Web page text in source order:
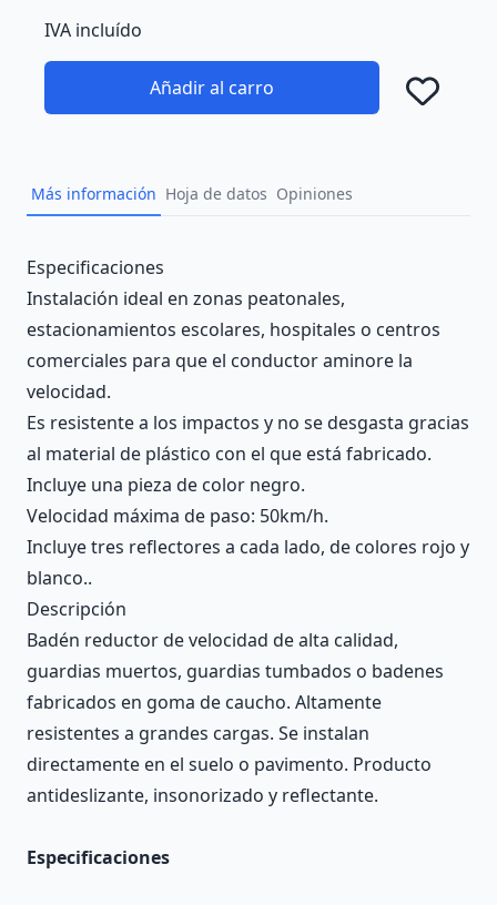
IVA incluído
Añadir al carro
Más información Hoja de datos Opiniones
Description
Especificaciones
Instalación ideal en zonas peatonales,
estacionamientos escolares, hospitales o centros
comerciales para que el conductor aminore la
velocidad.
Es resistente a los impactos y no se desgasta gracias
al material de plástico con el que está fabricado.
Incluye una pieza de color negro.
Velocidad máxima de paso: 50km/h.
Incluye tres reflectores a cada lado, de colores rojo y
blanco..
Descripción
Badén reductor de velocidad de alta calidad,
guardias muertos, guardias tumbados o badenes
fabricados en goma de caucho. Altamente
resistentes a grandes cargas. Se instalan
directamente en el suelo o pavimento. Producto
antideslizante, insonorizado y reflectante.
Especificaciones